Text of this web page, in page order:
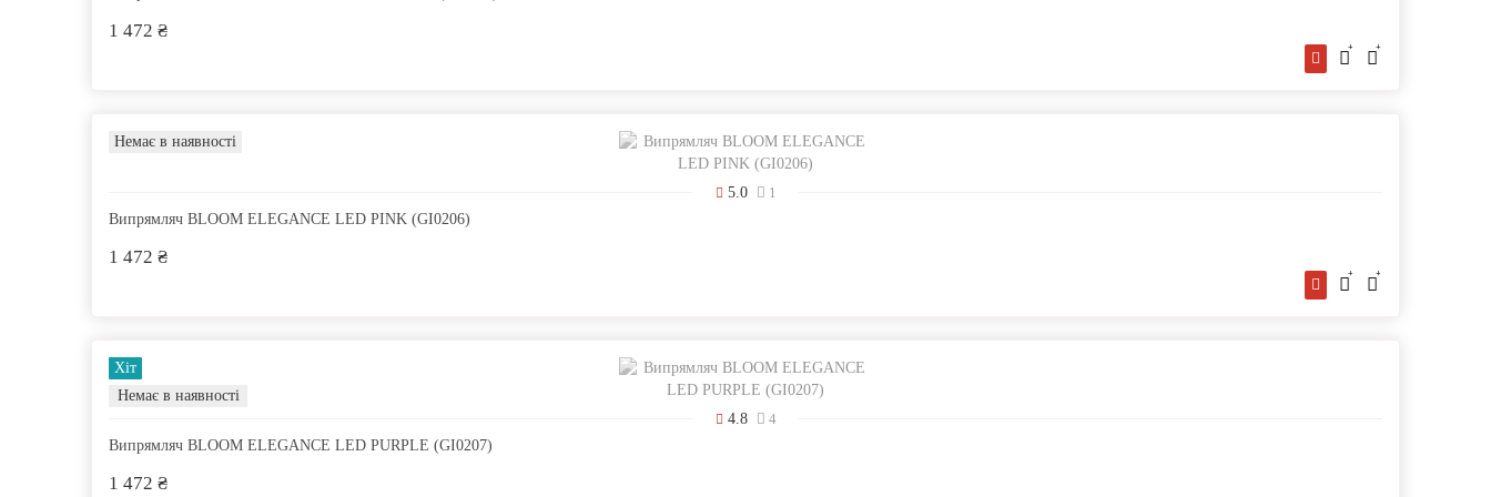
1 472 ₴
Немає в наявності
Випрямляч BLOOM ELEGANCE LED PINK (GI0206)
5.0 1
1 472 ₴
Хіт
Немає в наявності
Випрямляч BLOOM ELEGANCE LED PURPLE (GI0207)
4.8 4
1 472 ₴